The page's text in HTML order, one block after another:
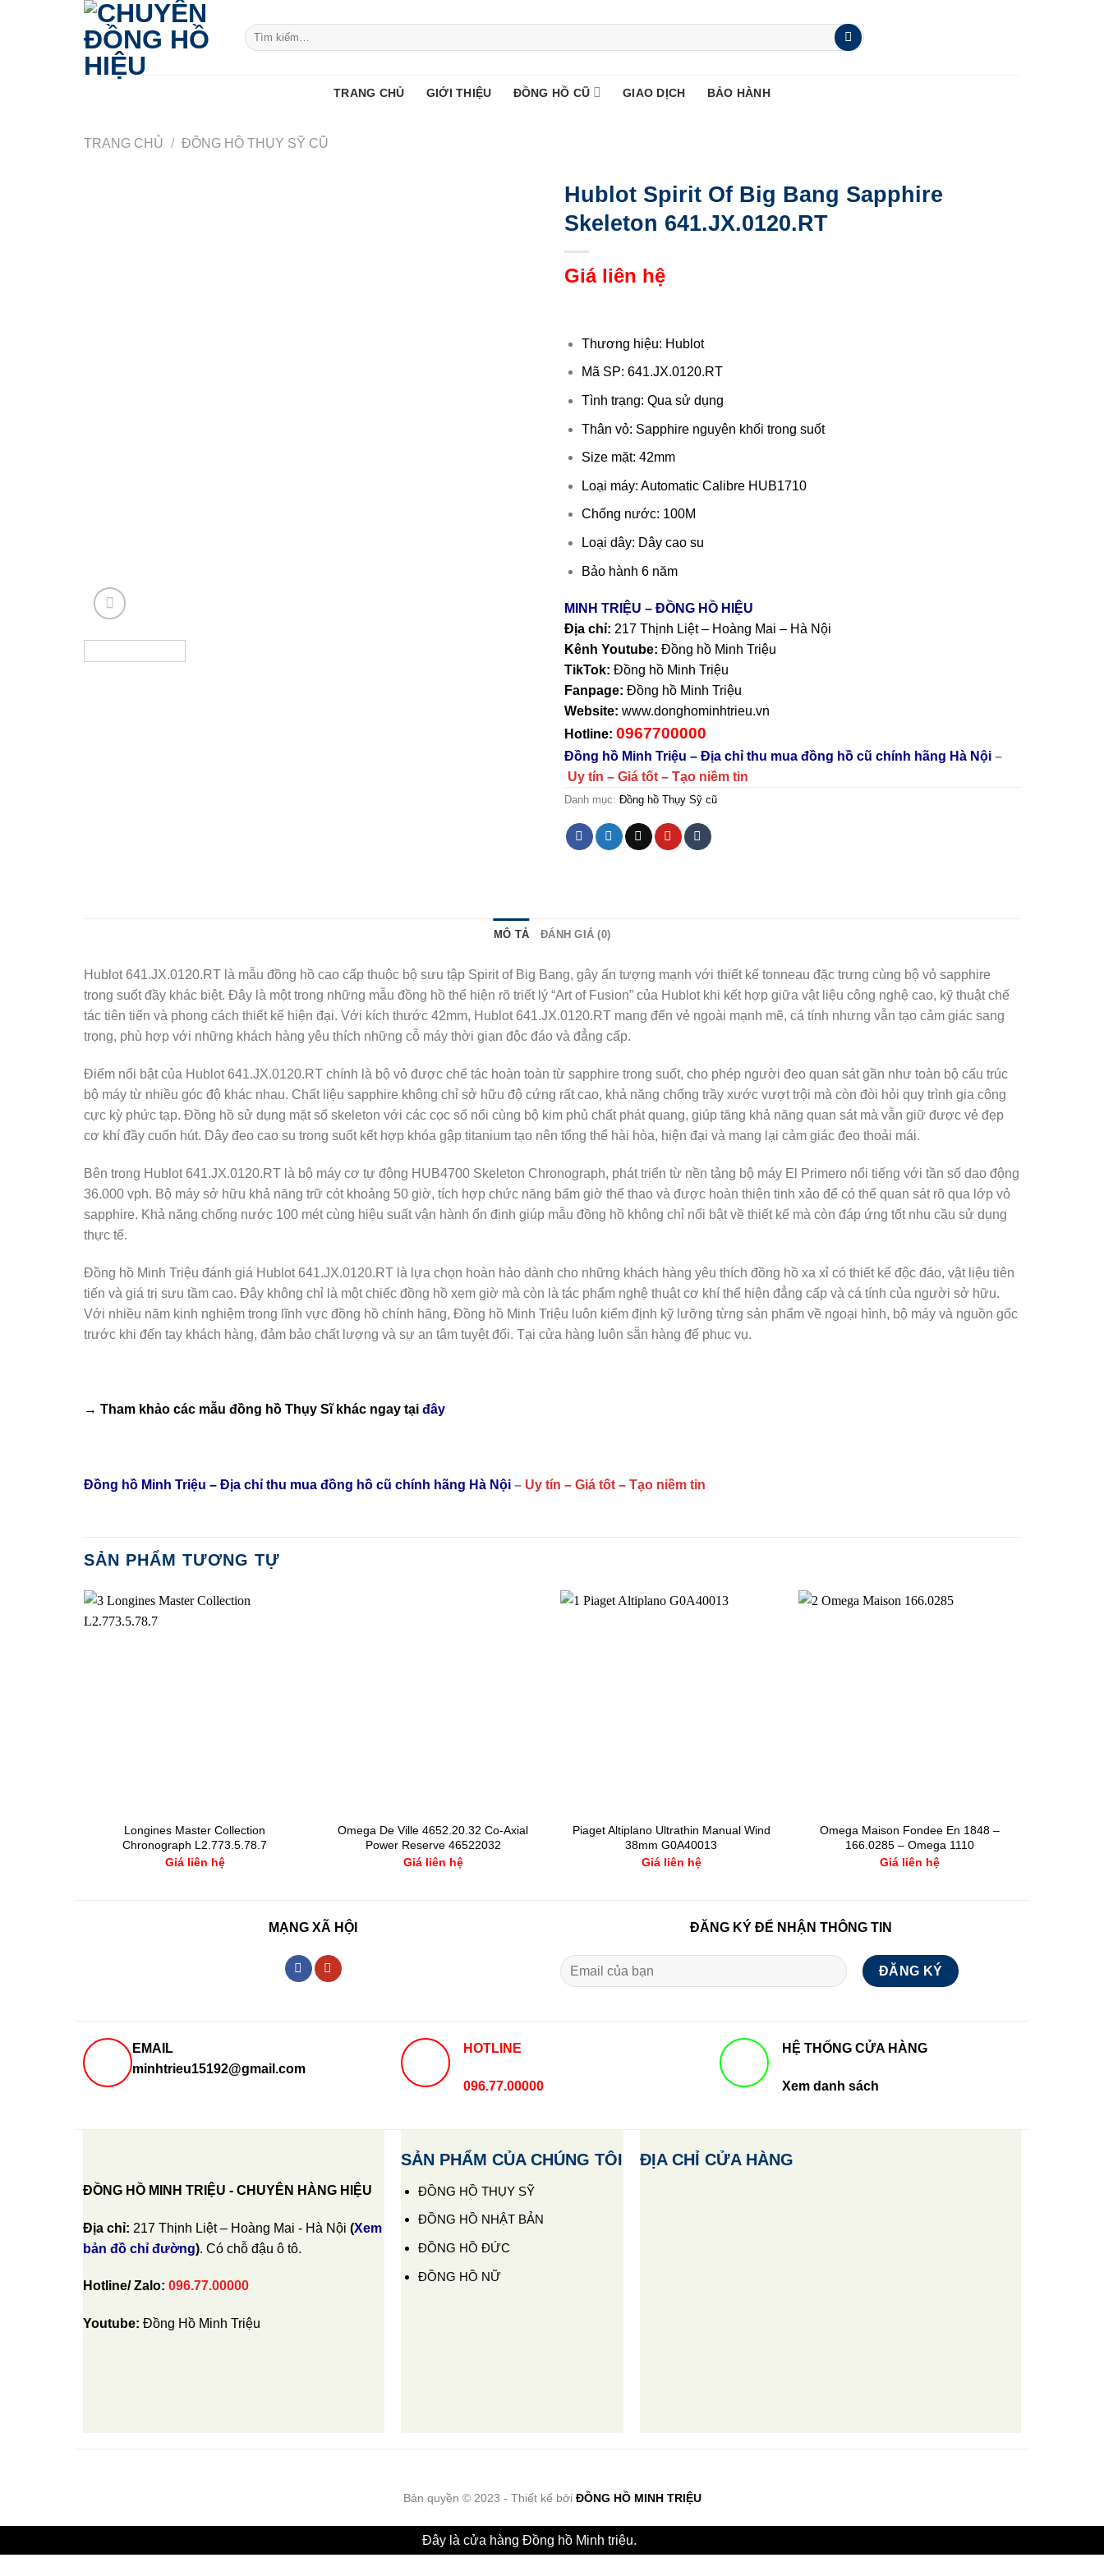
Tìm
kiếm:
TRANG CHỦ GIỚI THIỆU ĐỒNG HỒ CŨ GIAO DỊCH BẢO HÀNH
TRANG CHỦ / ĐỒNG HỒ THỤY SỸ CŨ
Hublot Spirit Of Big Bang Sapphire
Skeleton 641.JX.0120.RT
Giá liên hệ
Thương hiệu: Hublot
Mã SP: 641.JX.0120.RT
Tình trạng: Qua sử dụng
Thân vỏ: Sapphire nguyên khối trong suốt
Size mặt: 42mm
Loại máy: Automatic Calibre HUB1710
Chống nước: 100M
Loại dây: Dây cao su
Bảo hành 6 năm
MINH TRIỆU – ĐỒNG HỒ HIỆU
Địa chỉ: 217 Thịnh Liệt – Hoàng Mai – Hà Nội
Kênh Youtube: Đồng hồ Minh Triệu
TikTok: Đồng hồ Minh Triệu
Fanpage: Đồng hồ Minh Triệu
Website: www.donghominhtrieu.vn
Hotline: 0967700000
Đồng hồ Minh Triệu – Địa chỉ thu mua đồng hồ cũ chính hãng Hà Nội –
Uy tín – Giá tốt – Tạo niềm tin
Danh mục: Đồng hồ Thụy Sỹ cũ
MÔ TẢ ĐÁNH GIÁ (0)
Hublot 641.JX.0120.RT là mẫu đồng hồ cao cấp thuộc bộ sưu tập Spirit of Big Bang, gây ấn tượng mạnh với thiết kế tonneau đặc trưng cùng bộ vỏ sapphire
trong suốt đầy khác biệt. Đây là một trong những mẫu đồng hồ thể hiện rõ triết lý “Art of Fusion” của Hublot khi kết hợp giữa vật liệu công nghệ cao, kỹ thuật chế
tác tiên tiến và phong cách thiết kế hiện đại. Với kích thước 42mm, Hublot 641.JX.0120.RT mang đến vẻ ngoài mạnh mẽ, cá tính nhưng vẫn tạo cảm giác sang
trọng, phù hợp với những khách hàng yêu thích những cỗ máy thời gian độc đáo và đẳng cấp.
Điểm nổi bật của Hublot 641.JX.0120.RT chính là bộ vỏ được chế tác hoàn toàn từ sapphire trong suốt, cho phép người đeo quan sát gần như toàn bộ cấu trúc
bộ máy từ nhiều góc độ khác nhau. Chất liệu sapphire không chỉ sở hữu độ cứng rất cao, khả năng chống trầy xước vượt trội mà còn đòi hỏi quy trình gia công
cực kỳ phức tạp. Đồng hồ sử dụng mặt số skeleton với các cọc số nổi cùng bộ kim phủ chất phát quang, giúp tăng khả năng quan sát mà vẫn giữ được vẻ đẹp
cơ khí đầy cuốn hút. Dây đeo cao su trong suốt kết hợp khóa gập titanium tạo nên tổng thể hài hòa, hiện đại và mang lại cảm giác đeo thoải mái.
Bên trong Hublot 641.JX.0120.RT là bộ máy cơ tự động HUB4700 Skeleton Chronograph, phát triển từ nền tảng bộ máy El Primero nổi tiếng với tần số dao động
36.000 vph. Bộ máy sở hữu khả năng trữ cót khoảng 50 giờ, tích hợp chức năng bấm giờ thể thao và được hoàn thiện tinh xảo để có thể quan sát rõ qua lớp vỏ
sapphire. Khả năng chống nước 100 mét cùng hiệu suất vận hành ổn định giúp mẫu đồng hồ không chỉ nổi bật về thiết kế mà còn đáp ứng tốt nhu cầu sử dụng
thực tế.
Đồng hồ Minh Triệu đánh giá Hublot 641.JX.0120.RT là lựa chọn hoàn hảo dành cho những khách hàng yêu thích đồng hồ xa xỉ có thiết kế độc đáo, vật liệu tiên
tiến và giá trị sưu tầm cao. Đây không chỉ là một chiếc đồng hồ xem giờ mà còn là tác phẩm nghệ thuật cơ khí thể hiện đẳng cấp và cá tính của người sở hữu.
Với nhiều năm kinh nghiệm trong lĩnh vực đồng hồ chính hãng, Đồng hồ Minh Triệu luôn kiểm định kỹ lưỡng từng sản phẩm về ngoại hình, bộ máy và nguồn gốc
trước khi đến tay khách hàng, đảm bảo chất lượng và sự an tâm tuyệt đối. Tại cửa hàng luôn sẵn hàng để phục vụ.
→ Tham khảo các mẫu đồng hồ Thụy Sĩkhác ngay tại đây
Đồng hồ Minh Triệu – Địa chỉ thu mua đồng hồ cũ chính hãng Hà Nội – Uy tín – Giá tốt – Tạo niềm tin
SẢN PHẨM TƯƠNG TỰ
Longines Master Collection
Chronograph L2.773.5.78.7
Giá liên hệ
Omega De Ville 4652.20.32 Co-Axial
Power Reserve 46522032
Giá liên hệ
Piaget Altiplano Ultrathin Manual Wind
38mm G0A40013
Giá liên hệ
Omega Maison Fondee En 1848 –
166.0285 – Omega 1110
Giá liên hệ
MẠNG XÃ HỘI ĐĂNG KÝ ĐỂ NHẬN THÔNG TIN
EMAIL
minhtrieu15192@gmail.com
HOTLINE
096.77.00000
HỆ THỐNG CỬA HÀNG
Xem danh sách
ĐỒNG HỒ MINH TRIỆU - CHUYÊN HÀNG HIỆU
Địa chỉ: 217 Thịnh Liệt – Hoàng Mai - Hà Nội (Xem
bản đồ chỉ đường). Có chỗ đậu ô tô.
Hotline/ Zalo: 096.77.00000
Youtube: Đồng Hồ Minh Triệu
SẢN PHẨM CỦA CHÚNG TÔI
ĐỒNG HỒ THỤY SỸ
ĐỒNG HỒ NHẬT BẢN
ĐỒNG HỒ ĐỨC
ĐỒNG HỒ NỮ
ĐỊA CHỈ CỬA HÀNG
Bản quyền © 2023 - Thiết kế bởi ĐỒNG HỒ MINH TRIỆU
Đây là cửa hàng Đồng hồ Minh triệu.